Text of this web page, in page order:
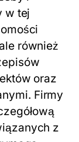
w tej
również
oraz
Firmy
z